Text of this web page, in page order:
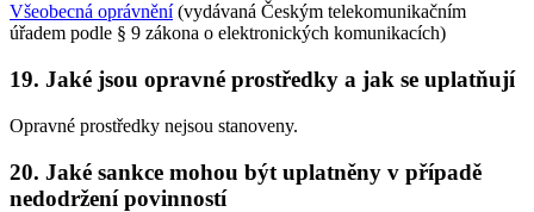
Všeobecná oprávnění(vydávaná Českým telekomunikačním
úřadem podle § 9 zákona o elektronických komunikacích)
19. Jaké jsou opravné prostředky a jak se uplatňují
Opravné prostředky nejsou stanoveny.
20. Jaké sankce mohou být uplatněny v případě
nedodržení povinností